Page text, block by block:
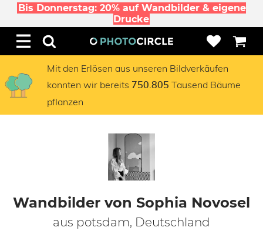
Bis Donnerstag: 20% auf Wandbilder & eigene
Drucke
Mit den Erlösen aus unseren Bildverkäufen
konnten wir bereits 750.805 Tausend Bäume
pflanzen
Wandbilder von Sophia Novosel
aus potsdam, Deutschland